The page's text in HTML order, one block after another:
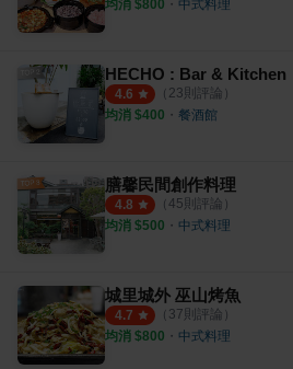
均消 $800 ・ 中式料理
HECHO : Bar & Kitchen
4.6 （ 23則評論）
均消 $400 ・ 餐酒館
膳馨民間創作料理
4.8 （ 45則評論）
均消 $500 ・ 中式料理
城里城外 巫山烤魚
4.7 （ 37則評論）
均消 $800 ・ 中式料理